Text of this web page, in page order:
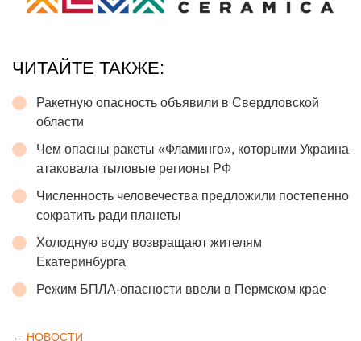
ЧИТАЙТЕ ТАКЖЕ:
Ракетную опасность объявили в Свердловской
области
Чем опасны ракеты «Фламинго», которыми Украина
атаковала тыловые регионы РФ
Численность человечества предложили постепенно
сократить ради планеты
Холодную воду возвращают жителям
Екатеринбурга
Режим БПЛА-опасности ввели в Пермском крае
← НОВОСТИ